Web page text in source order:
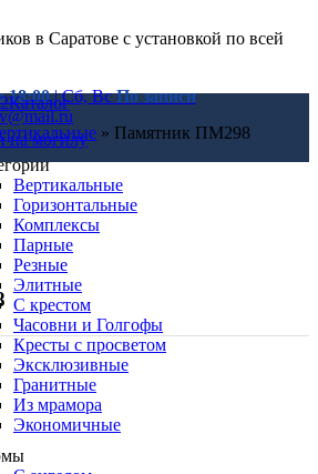
в Саратове с установкой по всей
18:00| Сб, ВсПо записи
Каталог
на могилу
Вертикальные
Горизонтальные
Комплексы
Парные
Резные
Элитные
С крестом
Часовни и Голгофы
Кресты с просветом
Эксклюзивные
Гранитные
Из мрамора
Экономичные
» Памятник ПМ298